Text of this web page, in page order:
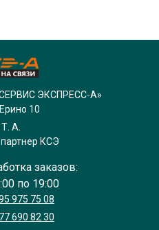
ЭКСПРЕСС-А»
10
А.
КСЭ
заказов:
по 19:00
975 75 08
690 82 30